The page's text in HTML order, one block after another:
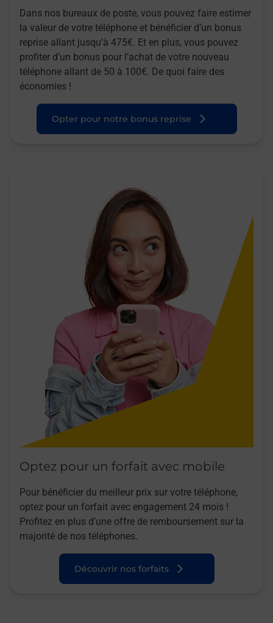
Dans nos bureaux de poste, vous pouvez faire estimer
la valeur de votre téléphone et bénéficier d’un bonus
reprise allant jusqu’à 475€. Et en plus, vous pouvez
profiter d’un bonus pour l’achat de votre nouveau
téléphone allant de 50 à 100€. De quoi faire des
économies !
Opter pour notre bonus reprise
Optez pour un forfait avec mobile
Pour bénéficier du meilleur prix sur votre téléphone,
optez pour un forfait avec engagement 24 mois !
Profitez en plus d’une offre de remboursement sur la
majorité de nos téléphones.
Découvrir nos forfaits